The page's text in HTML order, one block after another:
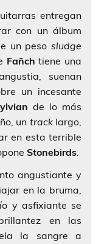
entregan
con un álbum
un peso sludge
Fañch tiene una
suenan
un incesante
de lo más
un tracklargo,
en esta terrible
Stonebirds.
angustiante y
en la bruma,
y asfixiante se
en las
la sangre a